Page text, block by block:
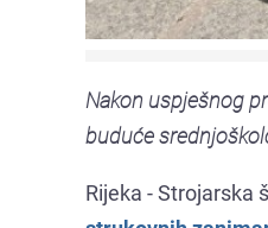
Nakon uspješnog
buduće
Rijeka - Strojarska